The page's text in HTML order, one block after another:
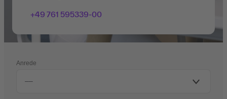
+49 761 595339-00
Anrede